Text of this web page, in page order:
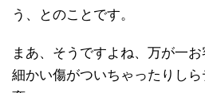
う、とのことです。
まあ、そうですよね、万が一
細かい傷がついちゃったりし